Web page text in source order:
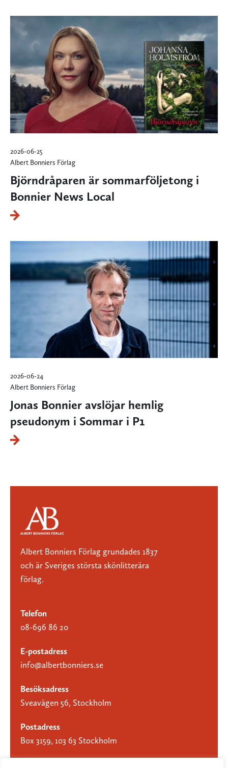
2026-06-25
Albert Bonniers Förlag
Björndråparen är sommarföljetong i
Bonnier News Local
2026-06-24
Albert Bonniers Förlag
Jonas Bonnier avslöjar hemlig
pseudonym i Sommar i P1
Albert Bonniers Förlag grundades 1837
och är Sveriges största skönlitterära
förlag.
Telefon
08-696 86 20
E-postadress
info@albertbonniers.se
Besöksadress
Sveavägen 56, Stockholm
Postadress
Box 3159, 103 63 Stockholm